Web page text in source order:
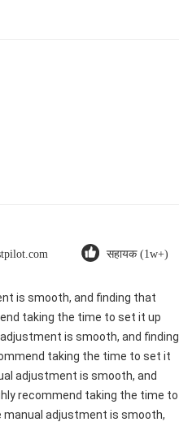
सहायक (1w+)
is smooth, and finding that
taking the time to set it up
is smooth, and finding
taking the time to set it
adjustment is smooth, and
recommend taking the time to
manual adjustment is smooth,